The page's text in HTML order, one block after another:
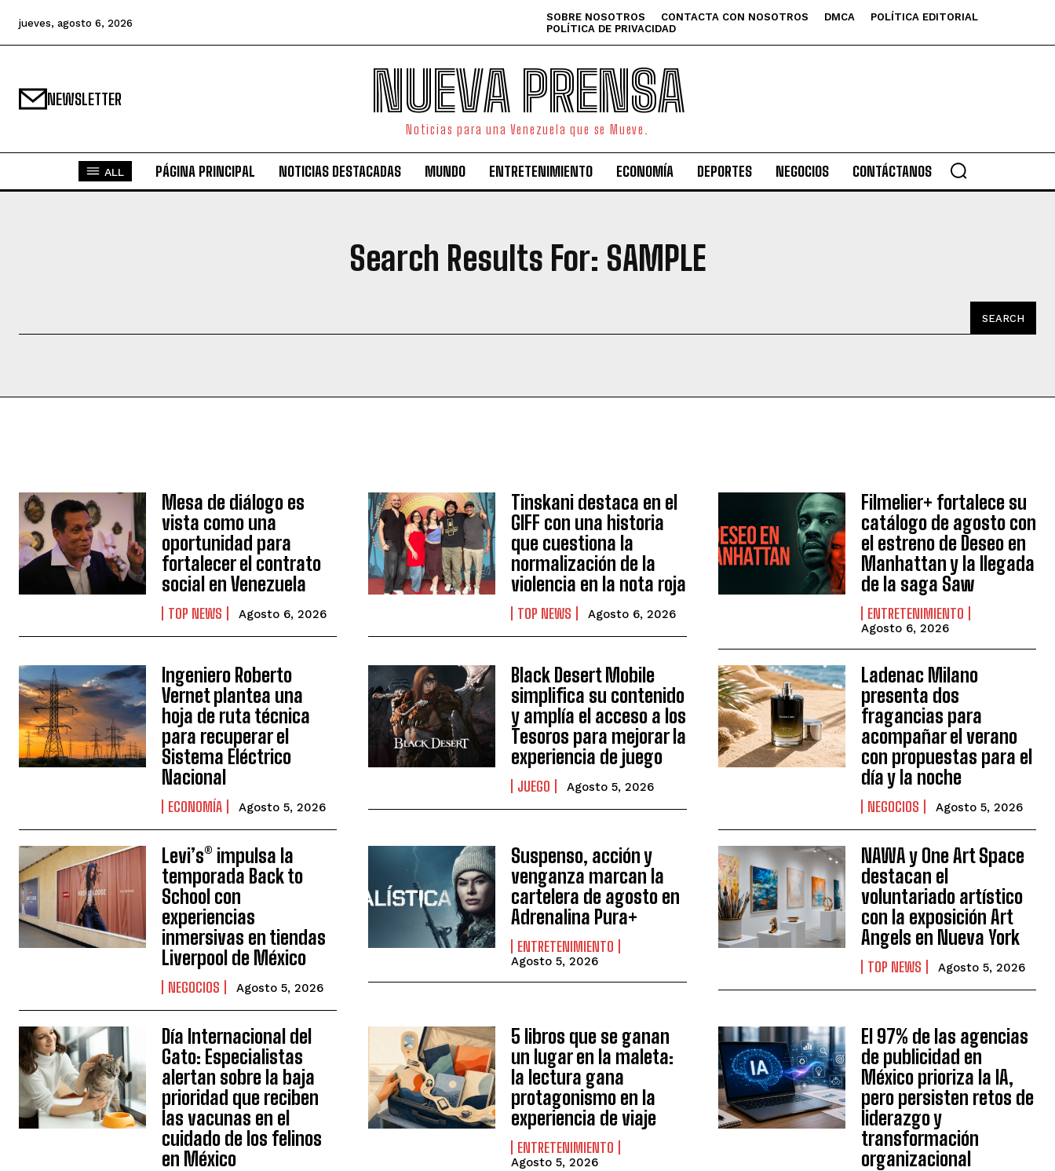
I WANT IN
Privacy Policy
jueves, agosto 6, 2026 SOBRE NOSOTROS CONTACTA CON NOSOTROS DMCA
POLÍTICA EDITORIAL
POLÍTICA DE PRIVACIDAD
NEWSLETTER NUEVA PRENSA
Noticias para una Venezuela que se Mueve.
ALL PÁGINA PRINCIPAL NOTICIAS DESTACADAS MUNDO ENTRETENIMIENTO ECONOMÍA DEPORTES NEGOCIOS CONTÁCTANOS
Search Results For: SAMPLE
SEARCH
Mesa de diálogo es
vista como una
oportunidad para
fortalecer el contrato
social en Venezuela
TOP NEWS Agosto 6, 2026
Tinskani destaca en el
GIFF con una historia
que cuestiona la
normalización de la
violencia en la nota roja
TOP NEWS Agosto 6, 2026
Filmelier+ fortalece su
catálogo de agosto con
el estreno de Deseo en
Manhattan y la llegada
de la saga Saw
ENTRETENIMIENTO
Agosto 6, 2026
Ingeniero Roberto
Vernet plantea una
hoja de ruta técnica
para recuperar el
Sistema Eléctrico
Nacional
ECONOMÍA Agosto 5, 2026
Black Desert Mobile
simplifica su contenido
y amplía el acceso a los
Tesoros para mejorar la
experiencia de juego
JUEGO Agosto 5, 2026
Ladenac Milano
presenta dos
fragancias para
acompañar el verano
con propuestas para el
día y la noche
NEGOCIOS Agosto 5, 2026
Levi’s® impulsa la
temporada Back to
School con
experiencias
inmersivas en tiendas
Liverpool de México
NEGOCIOS Agosto 5, 2026
Suspenso, acción y
venganza marcan la
cartelera de agosto en
Adrenalina Pura+
ENTRETENIMIENTO
Agosto 5, 2026
NAWA y One Art Space
destacan el
voluntariado artístico
con la exposición Art
Angels en Nueva York
TOP NEWS Agosto 5, 2026
Día Internacional del
Gato: Especialistas
alertan sobre la baja
prioridad que reciben
las vacunas en el
cuidado de los felinos
en México
5 libros que se ganan
un lugar en la maleta:
la lectura gana
protagonismo en la
experiencia de viaje
ENTRETENIMIENTO
Agosto 5, 2026
El 97% de las agencias
de publicidad en
México prioriza la IA,
pero persisten retos de
liderazgo y
transformación
organizacional